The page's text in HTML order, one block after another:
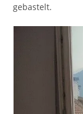
gebastelt.